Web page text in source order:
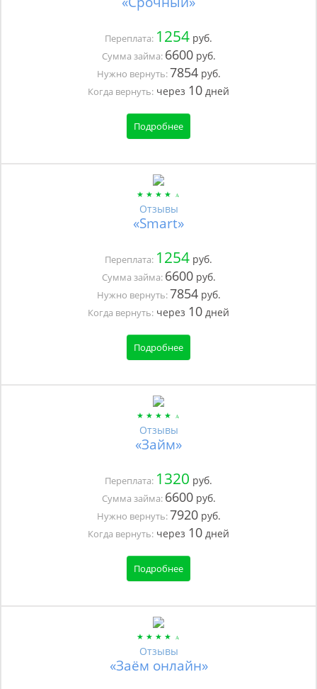
Переплата: 1254 руб.
Сумма займа: 6600руб.
Нужно вернуть:7854руб.
Когда вернуть: через 10 дней
Подробнее
Отзывы
«Smart»
Переплата: 1254 руб.
Сумма займа: 6600руб.
Нужно вернуть:7854руб.
Когда вернуть: через 10 дней
Подробнее
Отзывы
«Займ»
Переплата: 1320 руб.
Сумма займа: 6600руб.
Нужно вернуть:7920руб.
Когда вернуть: через 10 дней
Подробнее
Отзывы
«Заём онлайн»